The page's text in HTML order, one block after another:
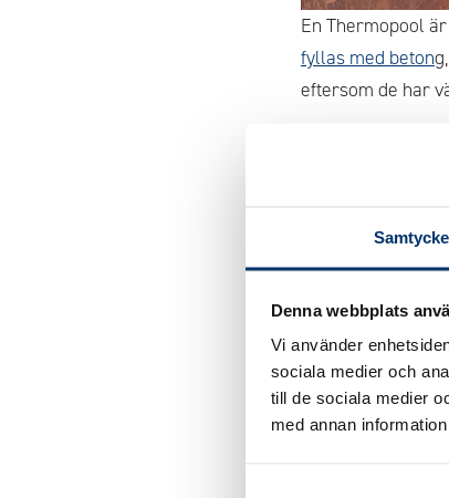
Samtycke
Denna webbplats
Vi använder
sociala medier och
till de sociala medier
med annan
En Thermopool
fyllas med beton
eftersom de har
Thermopool
och vatten.
Utöver detta har
och exakt
energieffektiv,
Tillbaka till